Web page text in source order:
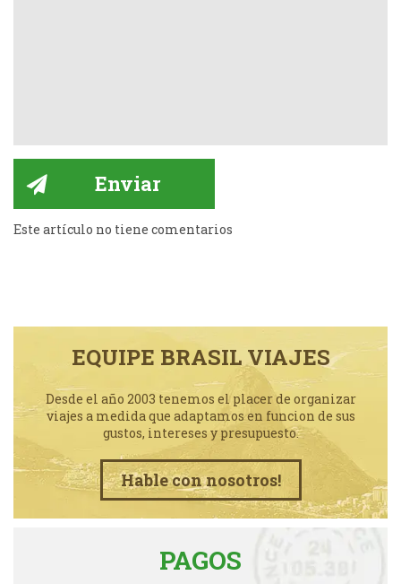
Este artículo no tiene comentarios
EQUIPE BRASIL VIAJES
Desde el año 2003 tenemos el placer de organizar
viajes a medida que adaptamos en funcion de sus
gustos, intereses y presupuesto.
Hable con nosotros!
PAGOS